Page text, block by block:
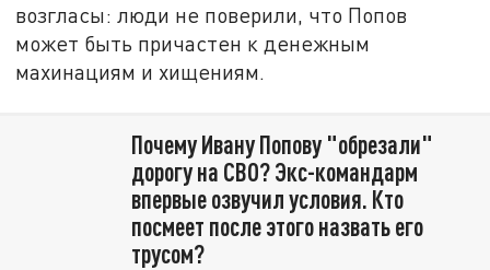
возгласы: люди не поверили, что Попов
может быть причастен к денежным
махинациям и хищениям.
Почему Ивану Попову "обрезали"
дорогу на СВО? Экс-командарм
впервые озвучил условия. Кто
посмеет после этого назвать его
трусом?